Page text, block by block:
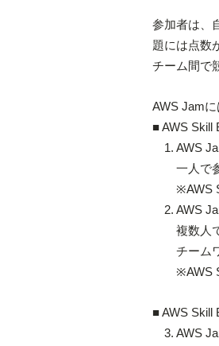
参加者は、
題には点数
チーム間で
AWS Jamに
■ AWS Skill
1. AWS
一人で参
※AWS
2. AWS
複数人で
チームワ
※AWS
■ AWS Skill
3. AWS